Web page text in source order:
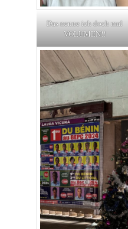
Das nenne ich doch mal
VOLUMEN!!